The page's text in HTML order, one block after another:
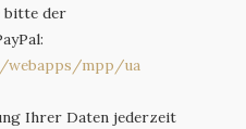
bitte der
/webapps/mpp/ua
Ihrer Daten jederzeit